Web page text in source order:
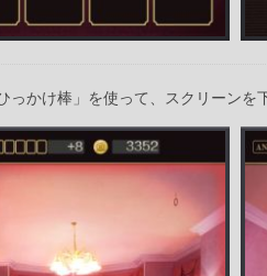
っかけ棒」を使って、スクリーンを